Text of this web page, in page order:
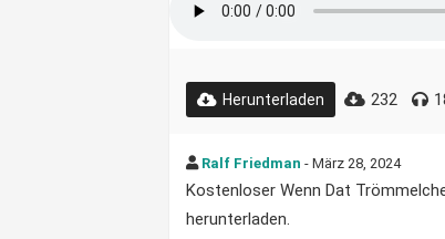
Herunterladen 232
Ralf Friedman - März 28, 2024
Kostenloser Wenn Dat
herunterladen.